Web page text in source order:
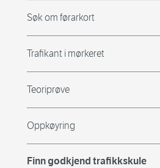
Søk om førarkort
Trafikant i mørkeret
Teoriprøve
Oppkøyring
Finn godkjend trafikkskule